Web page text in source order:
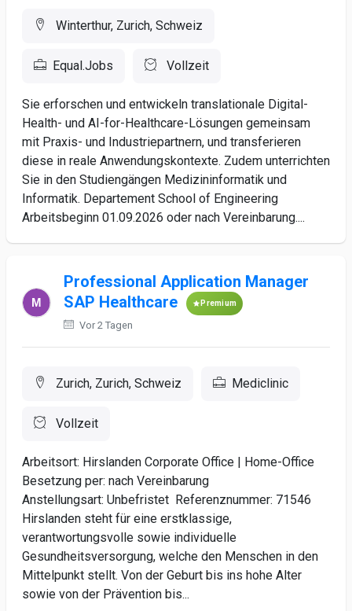
Winterthur, Zurich, Schweiz
Equal.Jobs Vollzeit
Sie erforschen und entwickeln translationale Digital-
Health- und AI-for-Healthcare-Lösungen gemeinsam
mit Praxis- und Industriepartnern, und transferieren
diese in reale Anwendungskontexte. Zudem unterrichten
Sie in den Studiengängen Medizininformatik und
Informatik. Departement School of Engineering
Arbeitsbeginn 01.09.2026 oder nach Vereinbarung....
Professional Application Manager
SAP Healthcare
Premium
Vor 2 Tagen
Zurich, Zurich, Schweiz Mediclinic
Vollzeit
Arbeitsort: Hirslanden Corporate Office | Home-Office
Besetzung per: nach Vereinbarung
Anstellungsart: Unbefristet Referenznummer: 71546
Hirslanden steht für eine erstklassige,
verantwortungsvolle sowie individuelle
Gesundheitsversorgung, welche den Menschen in den
Mittelpunkt stellt. Von der Geburt bis ins hohe Alter
sowie von der Prävention bis...